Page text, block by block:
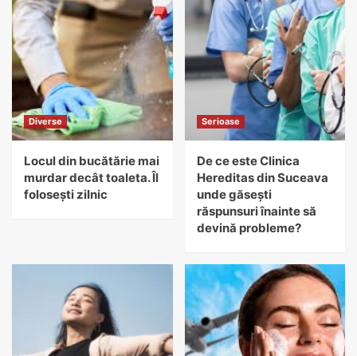
Diverse
Locul din bucătărie mai
murdar decât toaleta. Îl
folosești zilnic
Serioase
De ce este Clinica
Hereditas din Suceava
unde găsești
răspunsuri înainte să
devină probleme?